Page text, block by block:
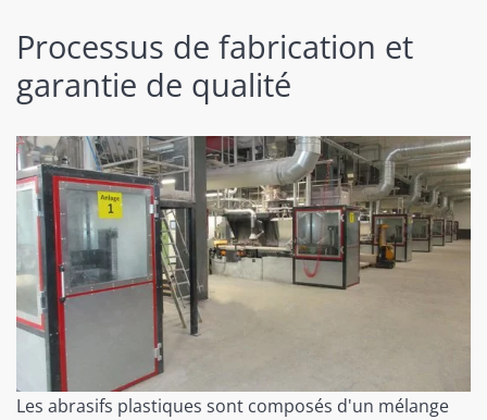
Processus de fabrication et
garantie de qualité
Les abrasifs plastiques sont composés d'un mélange